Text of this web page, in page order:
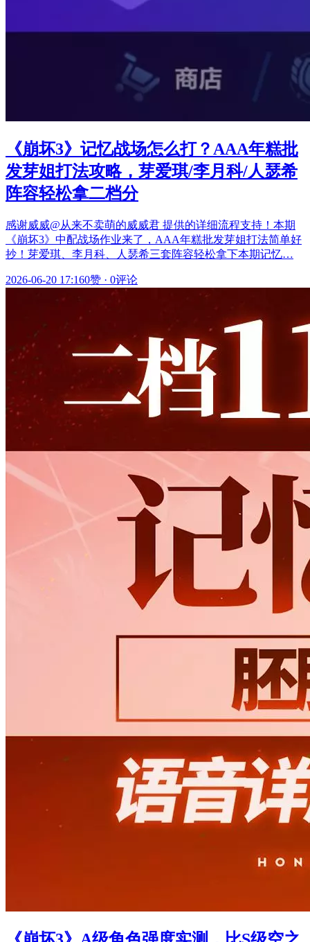
《崩坏3》记忆战场怎么打？AAA年糕批
发芽姐打法攻略，芽爱琪/李月科/人瑟希
阵容轻松拿二档分
感谢威威@从来不卖萌的威威君 提供的详细流程支持！本期
《崩坏3》中配战场作业来了，AAA年糕批发芽姐打法简单好
抄！芽爱琪、李月科、人瑟希三套阵容轻松拿下本期记忆…
2026-06-20 17:160赞 · 0评论